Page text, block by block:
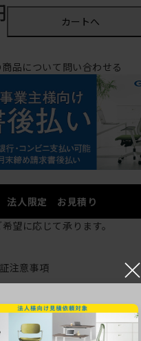
カートへ
商品について問い合わせる
法人限定 お見積り
希望に応じて承ります。
注意事項 ×